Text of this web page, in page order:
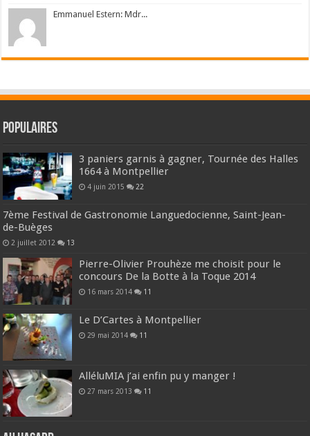
Emmanuel Estern: Mdr...
Populaires
3 paniers garnis à gagner, Tournée des Halles
1664 à Montpellier
4 juin 2015 22
7ème Festival de Gastronomie Languedocienne, Saint-Jean-
de-Buèges
2 juillet 2012 13
Pierre-Olivier Prouhèze me choisit pour le
concours De la Botte à la Toque 2014
16 mars 2014 11
Le D’Cartes à Montpellier
29 mai 2014 11
AlléluMIA j’ai enfin pu y manger !
27 mars 2013 11